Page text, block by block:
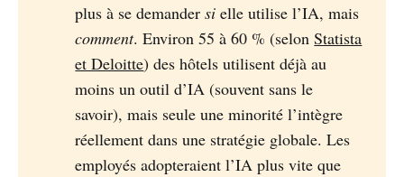
plus à se demandersi elle utilise l’IA, mais
comment. Environ 55 à 60 % (selonStatista
et Deloitte) des hôtels utilisent déjà au
moins un outil d’IA (souvent sans le
savoir), mais seule une minorité l’intègre
réellement dans une stratégie globale. Les
employés adopteraient l’IA plus vite que